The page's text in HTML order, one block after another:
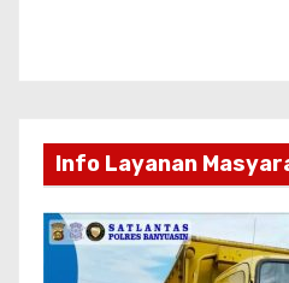
Info Layanan